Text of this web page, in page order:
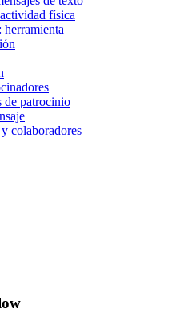
física
herramienta
de patrocinio
colaboradores